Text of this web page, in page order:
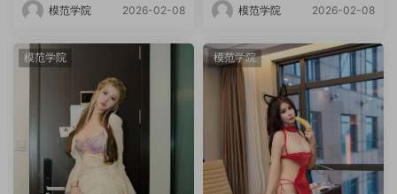
模范学院 2026-02-08 模范学院 2026-02-08
模范学院 模范学院